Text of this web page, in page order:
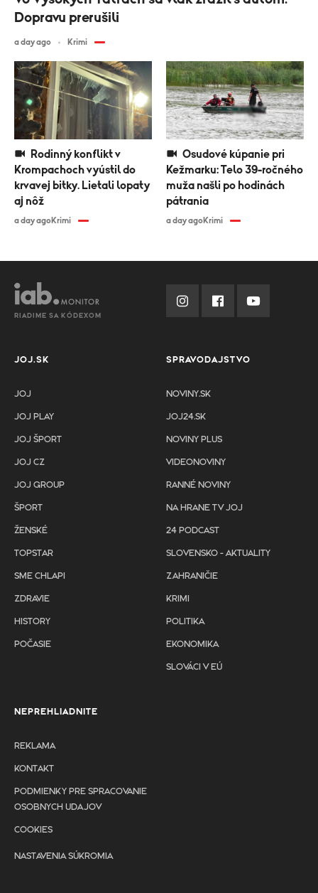
Krompachoch vyústil do
krvavej bitky. Lietali lopaty
aj nôž
a day agoKrimi
Kežmarku: Telo 39-ročného
muža našli po hodinách
pátrania
a day agoKrimi
Dopravu prerušili
a day ago Krimi
RIADIME SA KÓDEXOM
JOJ.SK
JOJ
JOJ PLAY
JOJ ŠPORT
JOJ CZ
JOJ GROUP
ŠPORT
ŽENSKÉ
TOPSTAR
SME CHLAPI
ZDRAVIE
HISTORY
POČASIE
SPRAVODAJSTVO
NOVINY.SK
JOJ24.SK
NOVINY PLUS
VIDEONOVINY
RANNÉ NOVINY
NA HRANE TV JOJ
24 PODCAST
SLOVENSKO - AKTUALITY
ZAHRANIČIE
KRIMI
POLITIKA
EKONOMIKA
SLOVÁCI V EÚ
NEPREHLIADNITE
REKLAMA
KONTAKT
PODMIENKY PRE SPRACOVANIE
OSOBNYCH UDAJOV
COOKIES
NASTAVENIA SÚKROMIA